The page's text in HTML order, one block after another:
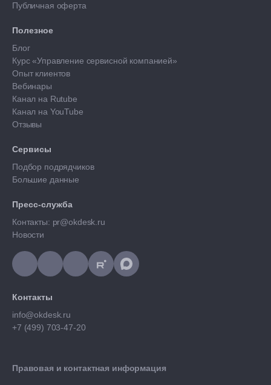
Правовая и контактная информация
Публичная оферта
Полезное
Блог
Курс «Управление сервисной компанией»
Опыт клиентов
Вебинары
Канал на Rutube
Канал на YouTube
Отзывы
Сервисы
Подбор подрядчиков
Большие данные
Пресс-служба
Контакты: pr@okdesk.ru
Новости
Контакты
info@okdesk.ru
+7 (499) 703-47-20